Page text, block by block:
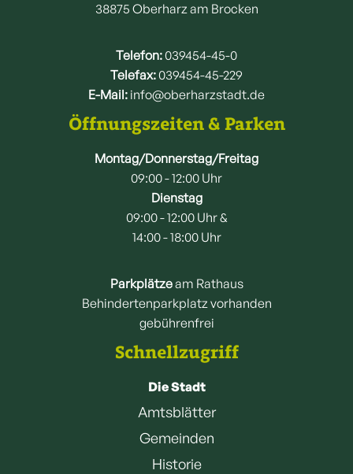
38875 Oberharz am Brocken
Telefon:039454-45-0
Telefax:039454-45-229
E-Mail: info@oberharzstadt.de
Öffnungszeiten & Parken
Montag/Donnerstag/Freitag
09:00 - 12:00 Uhr
Dienstag
09:00 - 12:00 Uhr &
14:00 - 18:00 Uhr
Parkplätzeam Rathaus
Behindertenparkplatz vorhanden
gebührenfrei
Schnellzugriff
Die Stadt
Amtsblätter
Gemeinden
Historie